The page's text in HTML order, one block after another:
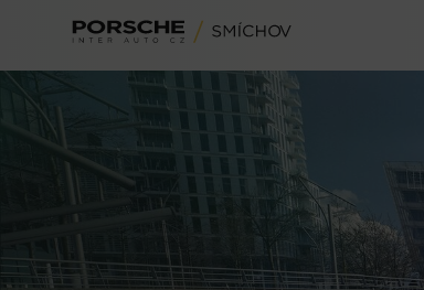
Skladové vozy
Ojeté vozy
Servis
Originální příslušenství
Specialista oprav po nehodách
Autorizovaný servis SEAT